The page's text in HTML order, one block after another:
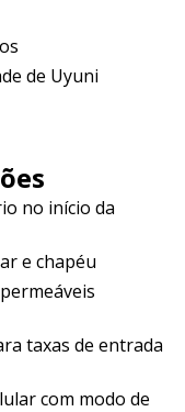
de Uyuni
no início da
e chapéu
taxas de entrada
com modo de